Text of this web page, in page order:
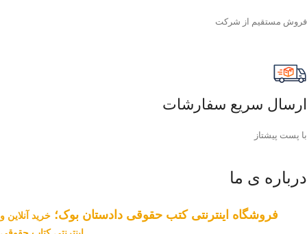
فروش مستقیم از شرکت
ارسال سریع سفارشات
با پست پیشتاز
درباره ی ما
فروشگاه اینترنتی کتب حقوقی دادستان بوک؛ خرید آنلاین و